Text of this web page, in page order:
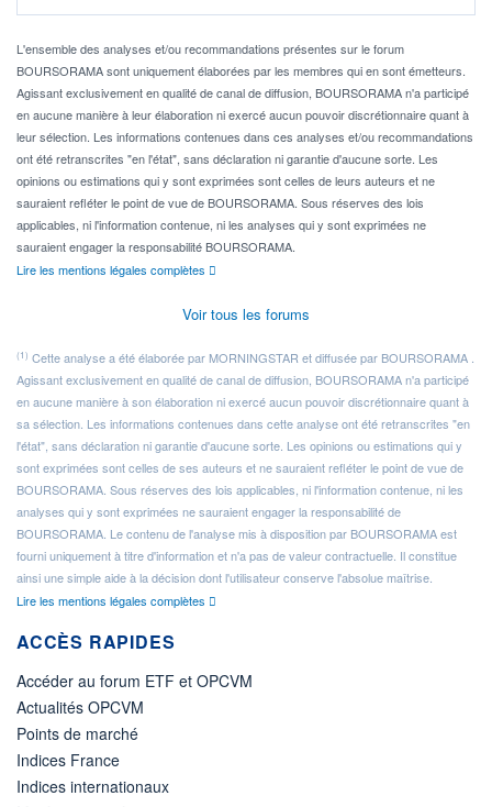
Pour l' ...
L'ensemble des analyses et/ou recommandations présentes sur le forum
BOURSORAMA sont uniquement élaborées par les membres qui en sont émetteurs.
Agissant exclusivement en qualité de canal de diffusion, BOURSORAMA n'a participé
en aucune manière à leur élaboration ni exercé aucun pouvoir discrétionnaire quant à
leur sélection. Les informations contenues dans ces analyses et/ou recommandations
ont été retranscrites "en l'état", sans déclaration ni garantie d'aucune sorte. Les
opinions ou estimations qui y sont exprimées sont celles de leurs auteurs et ne
sauraient refléter le point de vue de BOURSORAMA. Sous réserves des lois
applicables, ni l'information contenue, ni les analyses qui y sont exprimées ne
sauraient engager la responsabilité BOURSORAMA.
Lire les mentions légales complètes
Voir tous les forums
(1) Cette analyse a été élaborée par MORNINGSTAR et diffusée par BOURSORAMA .
Agissant exclusivement en qualité de canal de diffusion, BOURSORAMA n'a participé
en aucune manière à son élaboration ni exercé aucun pouvoir discrétionnaire quant à
sa sélection. Les informations contenues dans cette analyse ont été retranscrites "en
l'état", sans déclaration ni garantie d'aucune sorte. Les opinions ou estimations qui y
sont exprimées sont celles de ses auteurs et ne sauraient refléter le point de vue de
BOURSORAMA. Sous réserves des lois applicables, ni l'information contenue, ni les
analyses qui y sont exprimées ne sauraient engager la responsabilité de
BOURSORAMA. Le contenu de l'analyse mis à disposition par BOURSORAMA est
fourni uniquement à titre d'information et n'a pas de valeur contractuelle. Il constitue
ainsi une simple aide à la décision dont l'utilisateur conserve l'absolue maîtrise.
Lire les mentions légales complètes
ACCÈS RAPIDES
Accéder au forum ETF et OPCVM
Actualités OPCVM
Points de marché
Indices France
Indices internationaux